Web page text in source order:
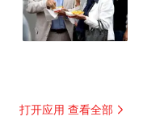
打开应用 查看全部